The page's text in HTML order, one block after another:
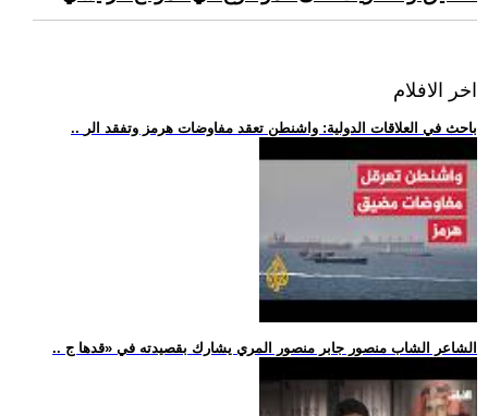
اخر الافلام
.. باحث في العلاقات الدولية: واشنطن تعقد مفاوضات هرمز وتفقد الر
.. الشاعر الشاب منصور جابر منصور المري يشارك بقصيدته في «قدها ج